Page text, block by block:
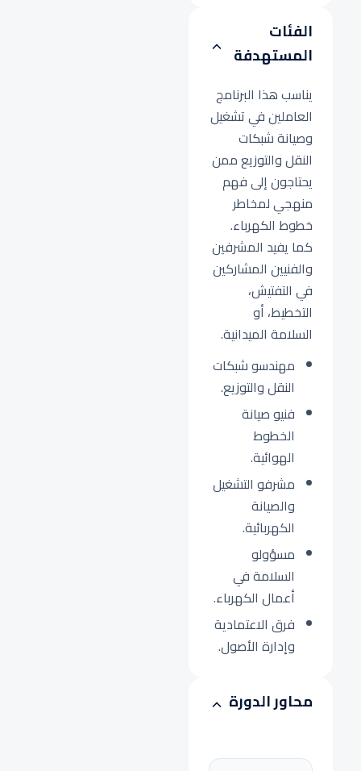
الفئات
المستهدفة
يناسب هذا البرنامج
العاملين في تشغيل
وصيانة شبكات
النقل والتوزيع ممن
يحتاجون إلى فهم
منهجي لمخاطر
خطوط الكهرباء.
كما يفيد المشرفين
والفنيين المشاركين
في التفتيش،
التخطيط، أو
السلامة الميدانية.
مهندسو شبكات
النقل والتوزيع.
فنيو صيانة
الخطوط
الهوائية.
مشرفو التشغيل
والصيانة
الكهربائية.
مسؤولو
السلامة في
أعمال الكهرباء.
فرق الاعتمادية
وإدارة الأصول.
محاور الدورة